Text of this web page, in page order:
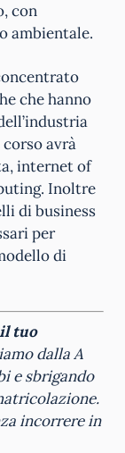
con
ambientale.
che hanno
avrà
internet of
Inoltre
di business
per
di
tuo
dalla A
e sbrigando
incorrere in